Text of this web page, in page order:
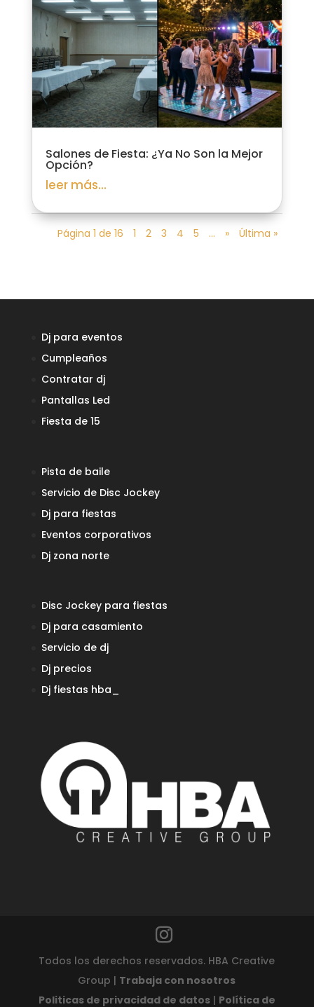
Salones de Fiesta: ¿Ya No Son la Mejor
Opción?
leer más...
Página 1 de 16 1 2 3 4 5 ... » Última »
Dj para eventos
Cumpleaños
Contratar dj
Pantallas Led
Fiesta de 15
Pista de baile
Servicio de Disc Jockey
Dj para fiestas
Eventos corporativos
Dj zona norte
Disc Jockey para fiestas
Dj para casamiento
Servicio de dj
Dj precios
Dj fiestas hba_
Todos los derechos reservados. HBA Creative
Group | Trabaja con nosotros
Politicas de privacidad de datos| Política de